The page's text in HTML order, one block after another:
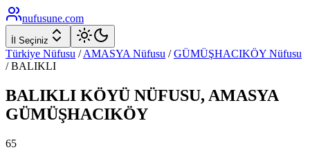
nufusune.com
İl Seçiniz
Türkiye Nüfusu / AMASYA Nüfusu / GÜMÜŞHACIKÖY Nüfusu
/BALIKLI
BALIKLI KÖYÜ NÜFUSU, AMASYA
GÜMÜŞHACIKÖY
65